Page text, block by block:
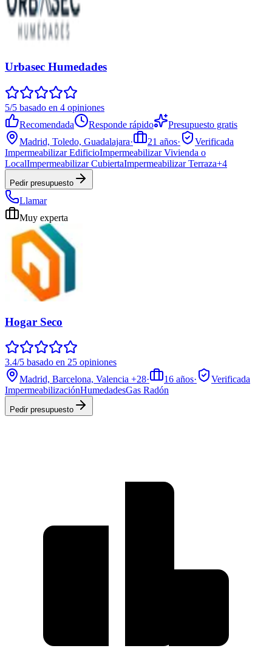
Urbasec Humedades
5/5 basado en 4 opiniones
Recomendada
Responde rápido
Presupuesto gratis
Madrid, Toledo, Guadalajara· 21 años·
Verificada
Impermeabilizar EdificioImpermeabilizar Vivienda o
LocalImpermeabilizar CubiertaImpermeabilizar Terraza+4
Pedir presupuesto
Llamar
Muy experta
Hogar Seco
3.4/5 basado en 25 opiniones
Madrid, Barcelona, Valencia +28· 16 años·
Verificada
ImpermeabilizaciónHumedadesGas Radón
Pedir presupuesto